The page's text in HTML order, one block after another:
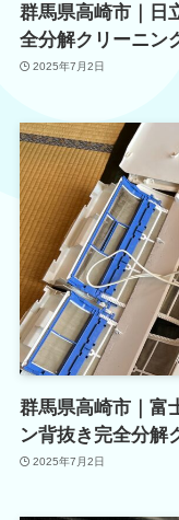
群馬県高崎市｜日
全分解クリーニン
2025年7月2日
群馬県高崎市｜富
ン背抜き完全分解
2025年7月2日